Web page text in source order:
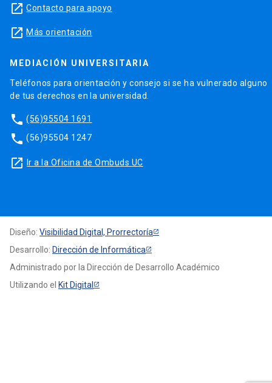
launch Contacto para apoyo
launch Más orientación
MEDIACIÓN UNIVERSITARIA
Teléfonos para orientación y consejo si se ha vulnerado alguno
de tus derechos en la universidad.
phone (56)95504 1691
phone (56)95504 1247
launch Ir a la Oficina de Ombuds UC
Diseño: Visibilidad Digital, Prorrectoría
Desarrollo: Dirección de Informática
Administrado por la Dirección de Desarrollo Académico
Utilizando el Kit Digital